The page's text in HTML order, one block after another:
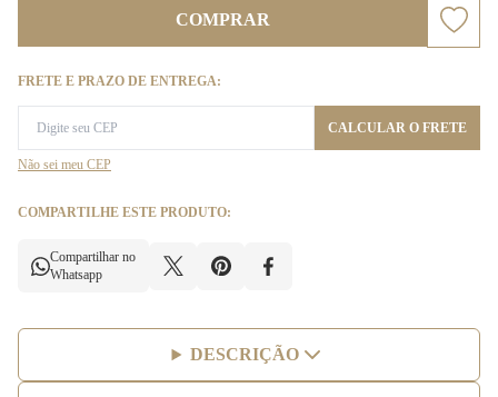
COMPRAR
FRETE E PRAZO DE ENTREGA:
CALCULAR O FRETE
Não sei meu CEP
COMPARTILHE ESTE PRODUTO:
Compartilhar no
Whatsapp
DESCRIÇÃO